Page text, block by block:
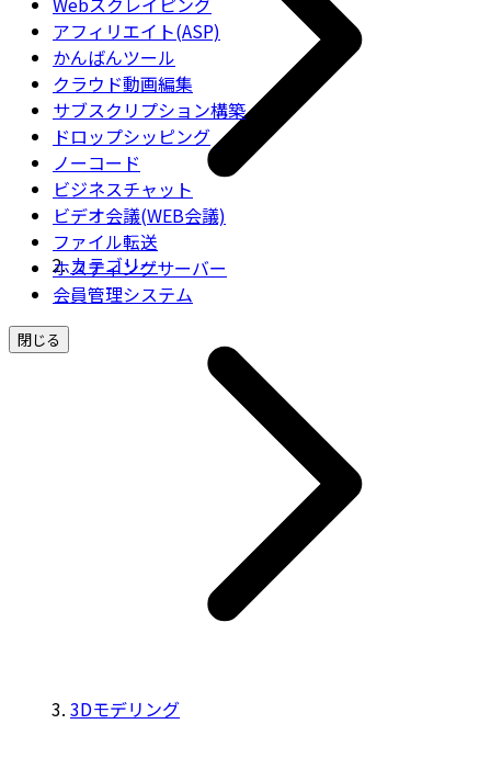
アフィリエイト(ASP)
かんばんツール
クラウド動画編集
サブスクリプション構築
ドロップシッピング
ノーコード
ビジネスチャット
ビデオ会議(WEB会議)
ファイル転送
ホスティングサーバー
会員管理システム
閉じる
カテゴリー
3Dモデリング